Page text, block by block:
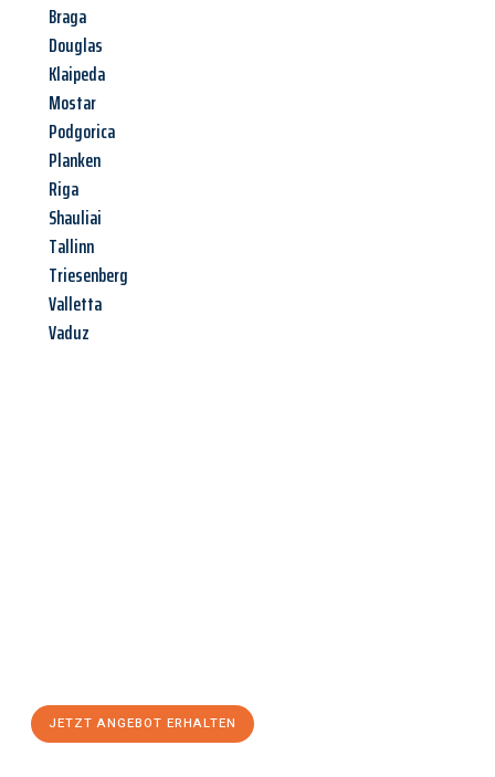
Braga
Douglas
Klaipeda
Mostar
Podgorica
Planken
Riga
Shauliai
Tallinn
Triesenberg
Valletta
Vaduz
JETZT ANGEBOT ERHALTEN